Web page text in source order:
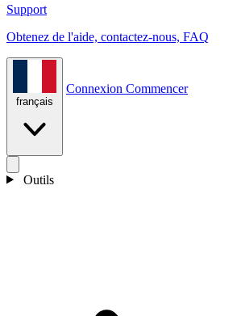
Support
Obtenez de l'aide, contactez-nous, FAQ
français
Connexion Commencer
Outils